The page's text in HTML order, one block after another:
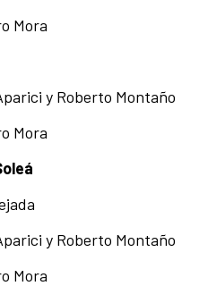
Mora
y Roberto Montaño
Mora
y Roberto Montaño
Mora